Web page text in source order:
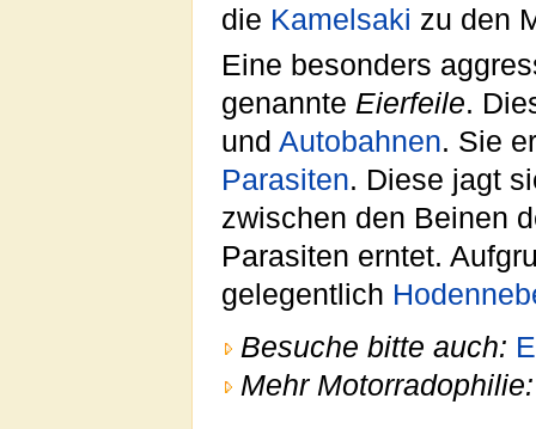
die Kamelsaki zu den
Eine besonders
genannte Eierfeile.
und Autobahnen. Sie
Parasiten. Diese jagt
zwischen den Beinen
Parasiten erntet.
gelegentlich
Besuche bitte auch:
Mehr